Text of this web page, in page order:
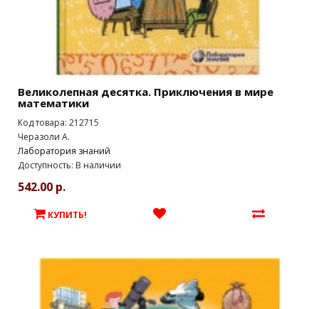
Великолепная десятка. Приключения в мире
математики
Код товара: 212715
Черазоли А.
Лаборатория знаний
Доступность: В наличии
542.00 р.
КУПИТЬ!